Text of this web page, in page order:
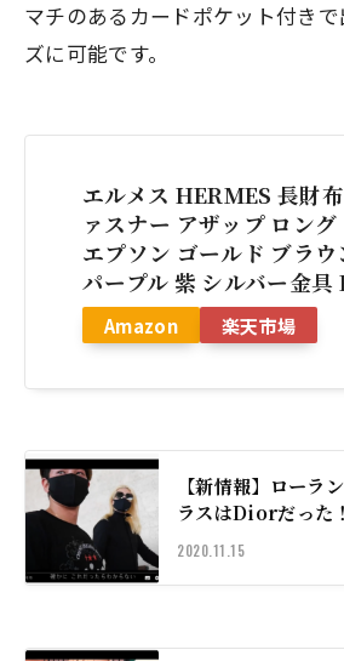
マチのあるカードポケット付き
ズに可能です。
エルメス HERMES 長財
ァスナー アザップ ロング
エプソン ゴールド ブラウ
パープル 紫 シルバー金
Amazon 楽天市場
【新情報】ローラ
ラスはDiorだった！
2020.11.15